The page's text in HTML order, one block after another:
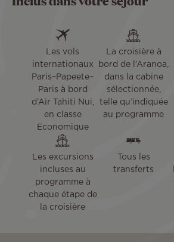
Les vols
internationaux
Paris–Papeete–
Paris à bord
d’Air Tahiti Nui,
en classe
Economique
La croisière à
bord de l’Aranoa,
dans la cabine
sélectionnée,
telle qu’indiquée
au programme
Les excursions
incluses au
programme à
chaque étape de
la croisière
Tous les
transferts